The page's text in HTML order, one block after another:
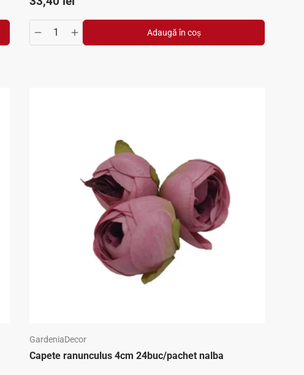
Translation missing: ro.products.product.quantity.decrease
Translation missing:Adaugă în coș
GardeniaDecor
Capete ranunculus 4cm 24buc/pachet nalba